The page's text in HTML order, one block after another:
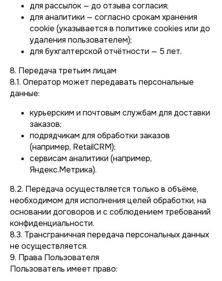
для рассылок — до отзыва согласия;
для аналитики — согласно срокам хранения
cookie (указывается в политике cookies или до
удаления пользователем);
для бухгалтерской отчётности — 5 лет.
8. Передача третьим лицам
8.1. Оператор может передавать персональные
данные:
курьерским и почтовым службам для доставки
заказов;
подрядчикам для обработки заказов
(например, RetailCRM);
сервисам аналитики (например,
Яндекс.Метрика).
8.2. Передача осуществляется только в объёме,
необходимом для исполнения целей обработки, на
основании договоров и с соблюдением требований
конфиденциальности.
8.3. Трансграничная передача персональных данных
не осуществляется.
9. Права Пользователя
Пользователь имеет право: